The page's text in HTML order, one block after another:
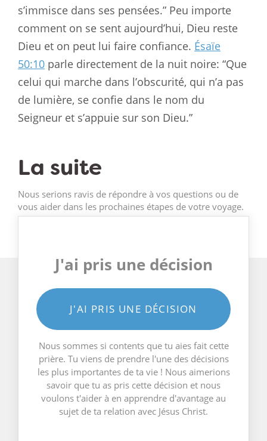
s’immisce dans ses pensées.” Peu importe
comment on se sent aujourd’hui, Dieu reste
Dieu et on peut lui faire confiance. Ésaïe
50:10 parle directement de la nuit noire: “Que
celui qui marche dans l’obscurité, qui n’a pas
de lumière, se confie dans le nom du
Seigneur et s’appuie sur son Dieu.”
La suite
Nous serions ravis de répondre à vos questions ou de
vous aider dans les prochaines étapes de votre voyage.
J'ai pris une décision
J'AI PRIS UNE DÉCISION
Nous sommes si contents que tu aies fait cette
prière. Tu viens de prendre l'une des décisions
les plus importantes de ta vie ! Nous aimerions
savoir que tu as pris cette décision et nous
voulons t'aider à en apprendre d'avantage au
sujet de ta relation avec Jésus Christ.